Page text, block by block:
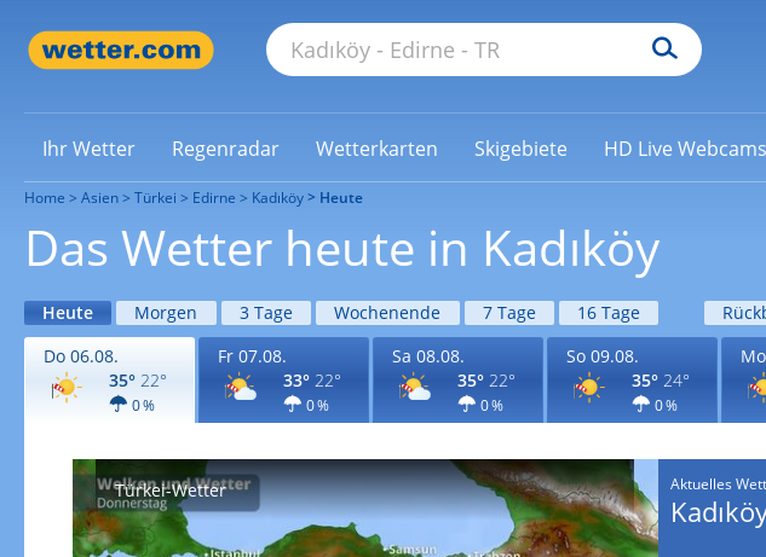
Ihr Wetter Regenradar Wetterkarten Skigebiete HD Live Webcams
Home Asien Türkei Edirne Kadıköy Heute
Das Wetter heute in Kadıköy
Heute Morgen 3 Tage Wochenende 7 Tage 16 Tage
Do 06.08.
35° 22°
0 %
Fr 07.08.
33° 22°
0 %
Sa 08.08.
35° 22°
0 %
So 09.08.
35° 24°
0 %
Türkei-Wetter Aktuelles